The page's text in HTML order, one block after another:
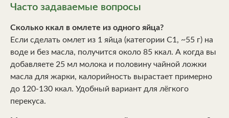
Часто задаваемые вопросы
Сколько ккал в омлете из одного яйца?
Если сделать омлет из 1 яйца (категории С1, ~55 г) на
воде и без масла, получится около 85 ккал. А когда вы
добавляете 25 мл молока и половину чайной ложки
масла для жарки, калорийность вырастает примерно
до 120-130 ккал. Удобный вариант для лёгкого
перекуса.